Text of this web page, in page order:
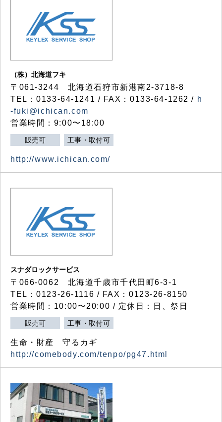
（株）北海道フキ
〒061-3244 北海道石狩市新港南2-3718-8
TEL：0133-64-1241 / FAX：0133-64-1262 / h
-fuki@ichican.com
営業時間：9:00〜18:00
販売可 工事・取付可
http://www.ichican.com/
スナダロックサービス
〒066-0062 北海道千歳市千代田町6-3-1
TEL：0123-26-1116 / FAX：0123-26-8150
営業時間：10:00〜20:00 / 定休日：日、祭日
販売可 工事・取付可
生命・財産 守るカギ
http://comebody.com/tenpo/pg47.html